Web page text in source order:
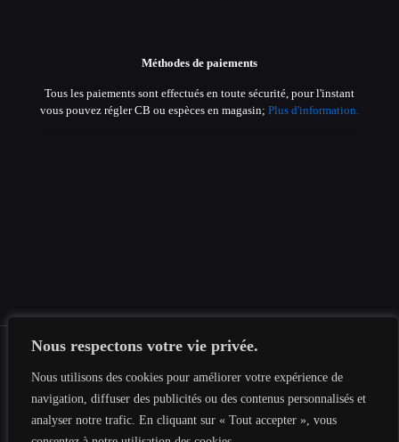
Nous respectons votre vie privée.
Nous utilisons des cookies pour améliorer votre expérience de
navigation, diffuser des publicités ou des contenus personnalisés et
analyser notre trafic. En cliquant sur « Tout accepter », vous
Méthodes de paiements
Tous les paiements sont effectués en toute sécurité, pour l'instant
vous pouvez régler CB ou espèces en magasin; Plus d'information.
© 2019-2026 Tous les droits sont réservés auTesnima
Informatique|Mentions légales|Politique de confidentialité